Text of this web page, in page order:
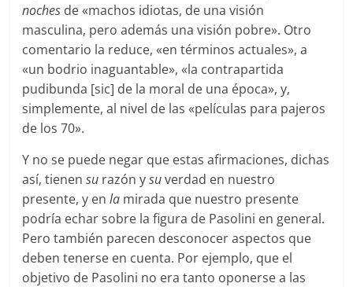
noches de «machos idiotas, de una visión
masculina, pero además una visión pobre». Otro
comentario la reduce, «en términos actuales», a
«un bodrio inaguantable», «la contrapartida
pudibunda [sic] de la moral de una época», y,
simplemente, al nivel de las «películas para pajeros
de los 70».
Y no se puede negar que estas afirmaciones, dichas
así, tienensu razón ysuverdad en nuestro
presente, y enla mirada que nuestro presente
podría echar sobre la figura de Pasolini en general.
Pero también parecen desconocer aspectos que
deben tenerse en cuenta. Por ejemplo, que el
objetivo de Pasolini no era tanto oponerse a las